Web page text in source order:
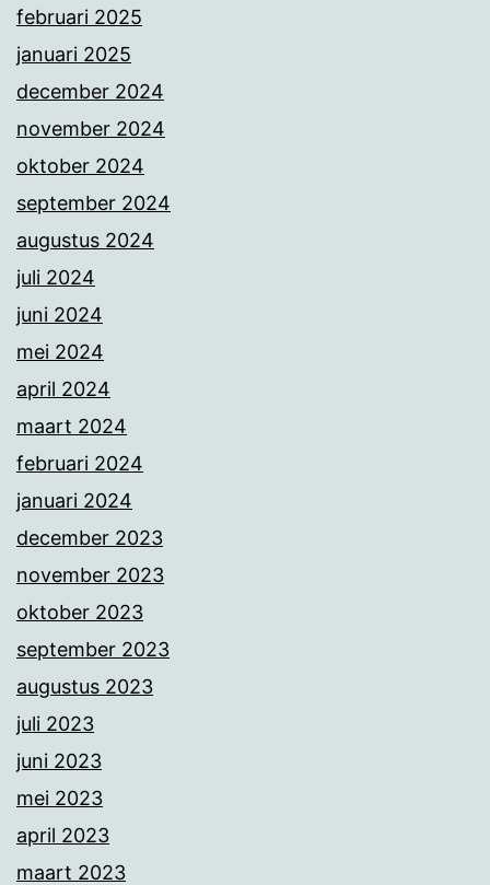
februari 2025
januari 2025
december 2024
november 2024
oktober 2024
september 2024
augustus 2024
juli 2024
juni 2024
mei 2024
april 2024
maart 2024
februari 2024
januari 2024
december 2023
november 2023
oktober 2023
september 2023
augustus 2023
juli 2023
juni 2023
mei 2023
april 2023
maart 2023